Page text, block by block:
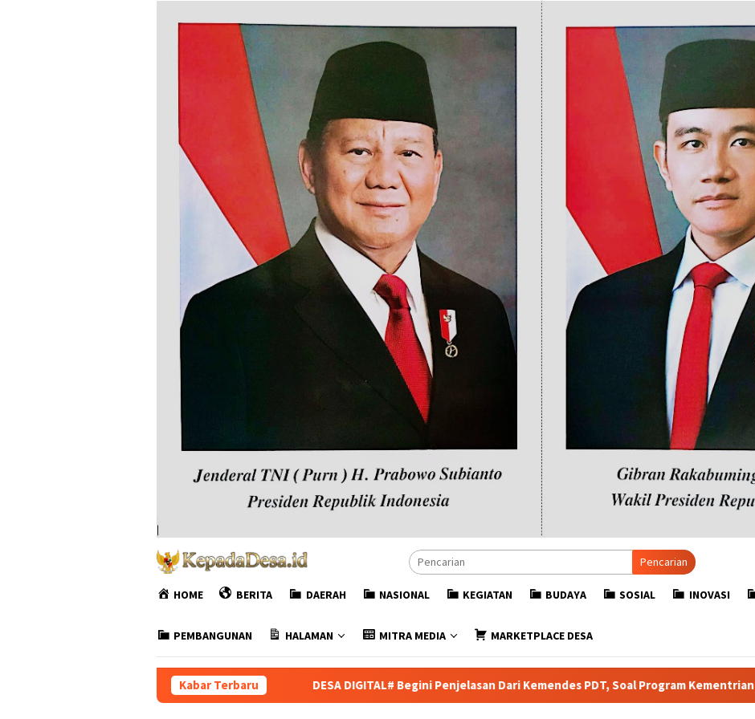
Pencarian
HOME BERITA DAERAH NASIONAL KEGIATAN BUDAYA SOSIAL INOVASI
PEMBANGUNAN HALAMAN MITRA MEDIA MARKETPLACE DESA
Kabar Terbaru
DESA DIGITAL# Begini Penjelasan Dari Kemendes PDT, Soal Program Kementrian Dari Dana Desa untuk